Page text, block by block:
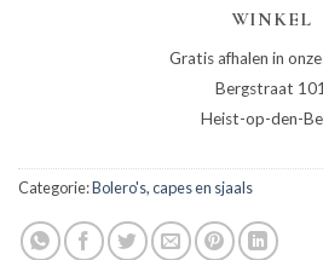
WINKEL
Gratis afhalen in
Bergstraat
Heist-op-den-
Categorie:Bolero's, capes en sjaals